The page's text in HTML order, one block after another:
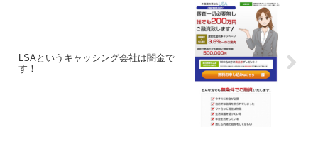
LSAというキャッシング会社は闇金で
す！